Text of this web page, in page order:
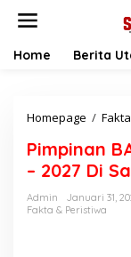
Home Berita
Homepage /
Pimpinan
– 2027 Di
Admin
Januari 31,
Fakta & Peristiwa